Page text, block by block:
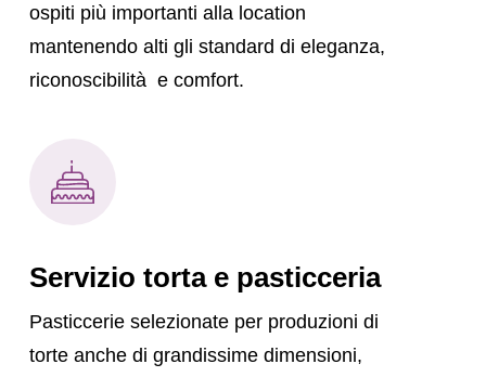
ospiti più importanti alla location
mantenendo alti gli standard di eleganza,
riconoscibilità e comfort.
Servizio torta e pasticceria
Pasticcerie selezionate per produzioni di
torte anche di grandissime dimensioni,